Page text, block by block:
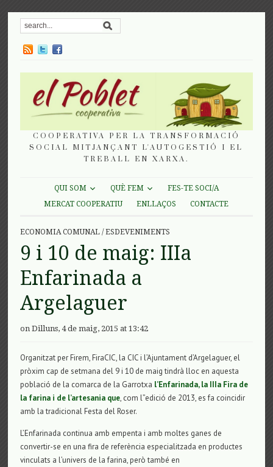
COOPERATIVA PER LA TRANSFORMACIÓ
SOCIAL MITJANÇANT L'AUTOGESTIÓ I EL
TREBALL EN XARXA.
QUI SOM QUÈ FEM
FES-TE SOCI/A
MERCAT COOPERATIU
ENLLAÇOS CONTACTE
ECONOMIA COMUNAL /ESDEVENIMENTS
9 i 10 de maig: IIIa
Enfarinada a
Argelaguer
on Dilluns, 4 de maig, 2015 at 13:42
Organitzat per Firem, FiraCIC, la CIC i l’Ajuntament d’Argelaguer, el
pròxim cap de setmana del 9 i 10 de maig tindrà lloc en aquesta
població de la comarca de la Garrotxa l’Enfarinada, la IIIa Fira de
la farina i de l’artesania que, com l”edició de 2013, es fa coincidir
amb la tradicional Festa del Roser.
L’Enfarinada continua amb empenta i amb moltes ganes de
convertir-se en una fira de referència especialitzada en productes
vinculats a l’univers de la farina, però també en